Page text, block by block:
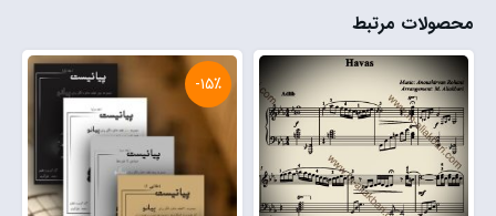
محصولات مرتبط
-۱۵٪